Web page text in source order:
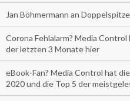
Jan Böhmermann an Doppelspitze
Corona Fehlalarm? Media
der letzten 3 Monate hier
eBook-Fan? Media Control hat
2020 und die Top 5 der